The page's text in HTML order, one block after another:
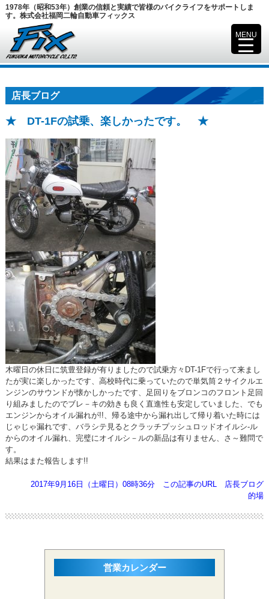
1978年（昭和53年）創業の信頼と実績で皆様のバイクライフをサポートしま
す。株式会社福岡二輪自動車フィックス
店長ブログ
★ DT-1Fの試乗、楽しかったです。 ★
木曜日の休日に筑豊登録が有りましたので試乗方々DT-1Fで行って来まし
たが実に楽しかったです、高校時代に乗っていたので単気筒２サイクルエ
ンジンのサウンドが懐かしかったです、足回りをブロンコのフロント足回
り組みましたのでブレ－キの効きも良く直進性も安定していました、でも
エンジンからオイル漏れが!!、帰る途中から漏れ出して帰り着いた時には
じゃじゃ漏れです、バラシテ見るとクラッチプッシュロッドオイルシ-ル
からのオイル漏れ、完璧にオイルシ－ルの新品は有りません、さ～難問で
す。
結果はまた報告します!!
2017年9月16日（土曜日）08時36分 この記事のURL
店長ブログ
的場
営業カレンダー
MENU
▼